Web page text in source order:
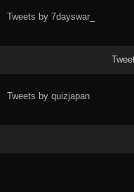
Tweets by 7dayswar_
Tweets by quizjapan